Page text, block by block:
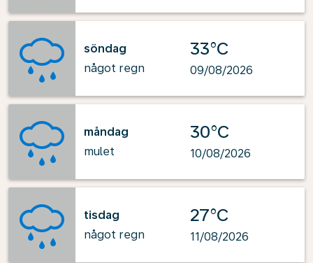
söndag
något regn
33°C
09/08/2026
måndag
mulet
30°C
10/08/2026
tisdag
något regn
27°C
11/08/2026